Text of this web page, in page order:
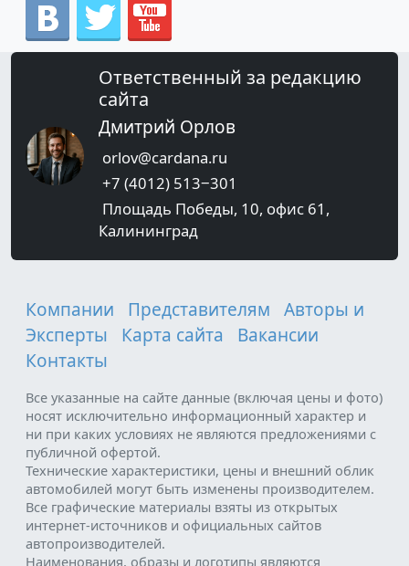
Ответственный за редакцию
сайта
Дмитрий Орлов
orlov@cardana.ru
+7 (4012) 513‒301
Площадь Победы, 10, офис 61,
Калининград
Компании Представителям
Авторы и
Эксперты
Карта сайта
Вакансии
Контакты
Все указанные на сайте данные (включая цены и фото)
носят исключительно информационный характер и
ни при каких условиях не являются предложениями с
публичной офертой.
Технические характеристики, цены и внешний облик
автомобилей могут быть изменены производителем.
Все графические материалы взяты из открытых
интернет-источников и официальных сайтов
автопроизводителей.
Наименования, образы и логотипы являются